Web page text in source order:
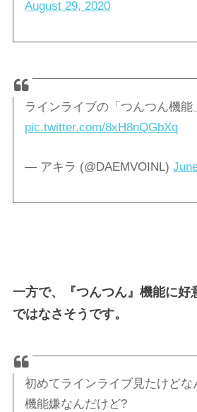
August 29, 2020
ラインライブの「つんつん機能
pic.twitter.com/8xH8nQGbXq
— アキラ (@DAEMVOINL)
一方で、『つんつん』機能に好
ではなさそうです。
初めてラインライブ見たけどな
機能嫌なんだけど?